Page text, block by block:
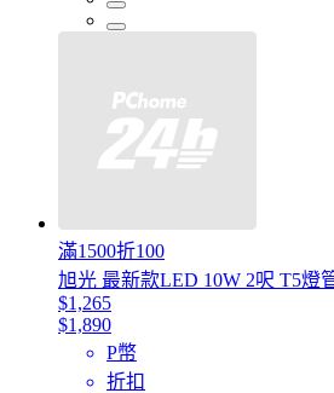
滿1500折100
旭光 最新款LED 10W 2呎 T5燈
$1,265
$1,890
P幣
折扣